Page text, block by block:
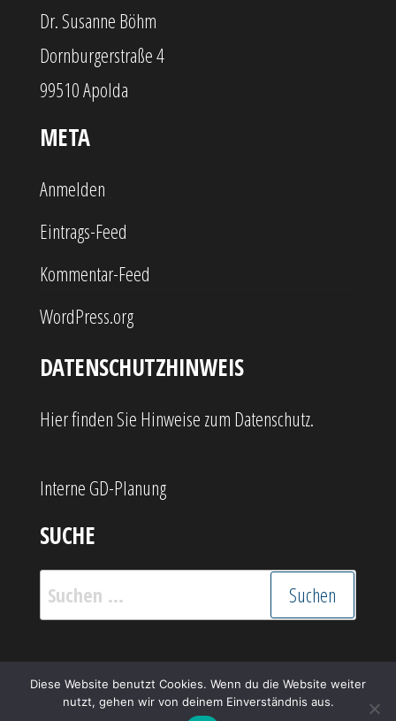
Dr. Susanne Böhm
Dornburgerstraße 4
99510 Apolda
META
Anmelden
Eintrags-Feed
Kommentar-Feed
WordPress.org
DATENSCHUTZHINWEIS
Hier finden Sie Hinweise zum Datenschutz.
Interne GD-Planung
SUCHE
Suchen
nach:
Stolz präsentiert vonWordPress |Theme:Popularis
Diese Website benutzt Cookies. Wenn du die Website weiter
nutzt, gehen wir von deinem Einverständnis aus.